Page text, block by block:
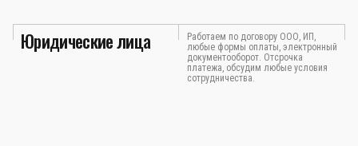
Юридические лица
Работаем по договору ООО, ИП,
любые формы оплаты, электронный
документооборот. Отсрочка
платежа, обсудим любые условия
сотрудничества.